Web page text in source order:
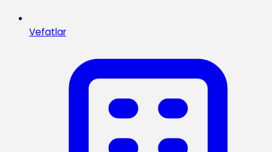
Vefatlar